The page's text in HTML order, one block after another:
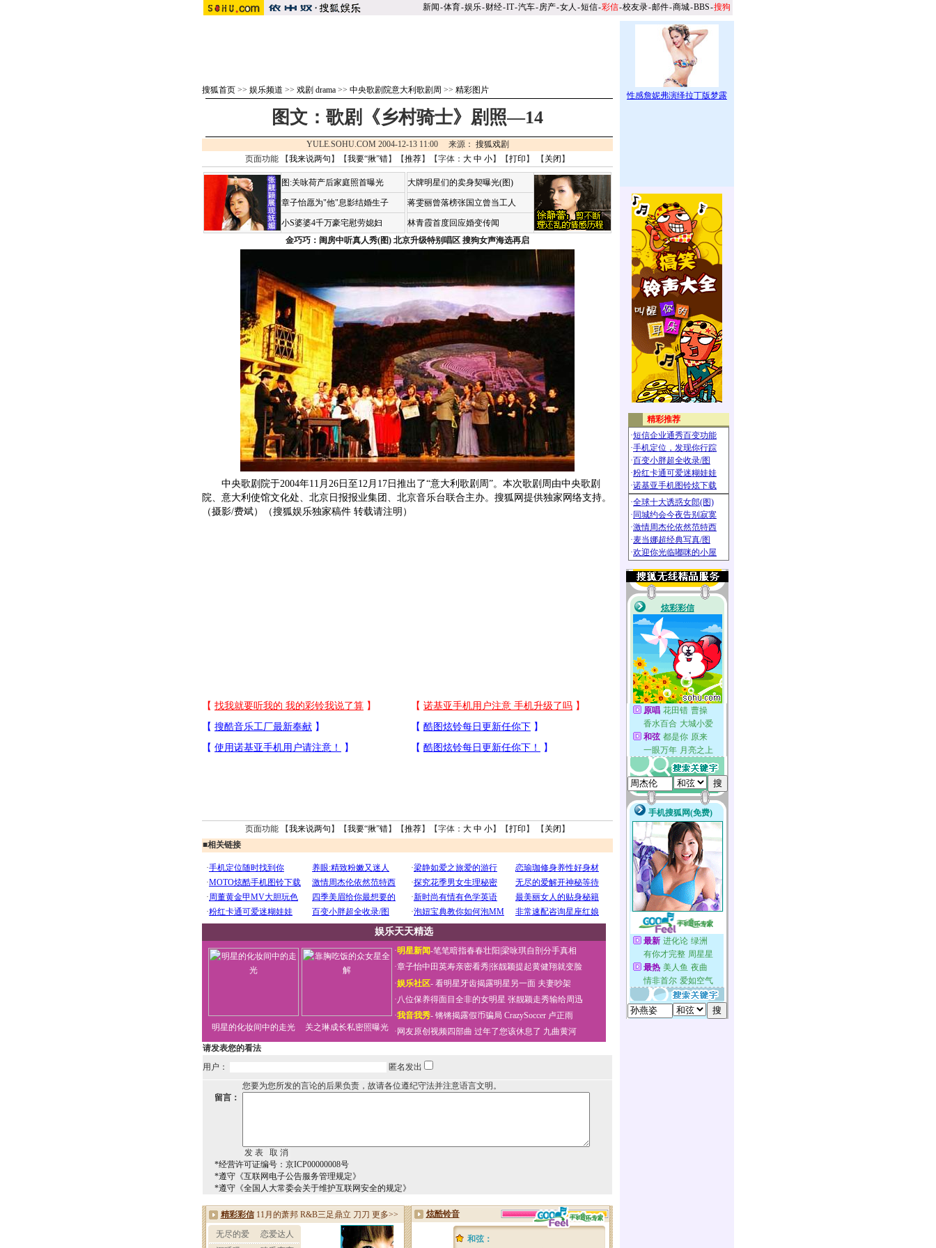
新闻-体育-娱乐-财经-IT-汽车-房产-女人 -短信-彩信-校友录-邮件-商城-BBS-搜狗
搜狐首页 >> 娱乐频道 >> 戏剧 drama >> 中央歌剧院意大利歌剧周 >> 精彩图片
图文：歌剧《乡村骑士》剧照—14
YULE.SOHU.COM 2004-12-13 11:00 来源： 搜狐戏剧
页面功能 【我来说两句 】【我要“揪”错】【推荐】【字体： 大 中 小】【打印 】 【 关闭 】
图:关咏荷产后家庭照首曝光
章子怡愿为"他"息影结婚生子
小S婆婆4千万豪宅慰劳媳妇
大牌明星们的卖身契曝光(图)
蒋雯丽曾落榜张国立曾当工人
林青霞首度回应婚变传闻
金巧巧：闺房中听真人秀(图) 北京升级特别唱区 搜狗女声海选再启
中央歌剧院于2004年11月26日至12月17日推出了“意大利歌剧周”。本次歌剧周由中央歌剧
院、意大利使馆文化处、北京日报报业集团、北京音乐台联合主办。搜狐网提供独家网络支持。
（摄影/费斌）（搜狐娱乐独家稿件 转载请注明）
页面功能 【我来说两句 】【我要“揪”错】【推荐】【字体： 大 中 小】【打印 】 【 关闭 】
■相关链接
娱乐天天精选
明星的化妆间中的走光 关之琳成长私密照曝光
·明星新闻-笔笔暗指春春壮阳 梁咏琪自剖分手真相
·章子怡中田英寿亲密看秀张靓颖提起黄健翔就变脸
·娱乐社区- 看明星牙齿揭露明星另一面 夫妻吵架
·八位保养得面目全非的女明星 张靓颖走秀输给周迅
·我音我秀- 锵锵揭露假币骗局 CrazySoccer 卢正雨
· 网友原创视频四部曲 过年了您该休息了 九曲黄河
请发表您的看法
用户：
匿名发出
您要为您所发的言论的后果负责，故请各位遵纪守法并注意语言文明。
留言：
*经营许可证编号：京ICP00000008号
*遵守《互联网电子公告服务管理规定》
*遵守《全国人大常委会关于维护互联网安全的规定》